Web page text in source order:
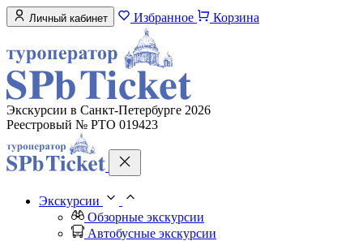
Личный кабинет Избранное Корзина
Экскурсии в Санкт-Петербурге 2026
Реестровый № РТО 019423
Экскурсии
Обзорные экскурсии
Автобусные экскурсии